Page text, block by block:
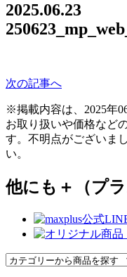
2025.06.23
次の記事へ
※掲載内容は、2025年
お取り扱いや価格など
す。不明点がございま
い。
他にも＋（プ